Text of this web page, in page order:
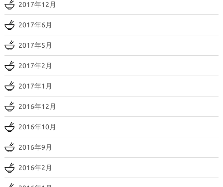
2017年12月
2017年6月
2017年5月
2017年2月
2017年1月
2016年12月
2016年10月
2016年9月
2016年2月